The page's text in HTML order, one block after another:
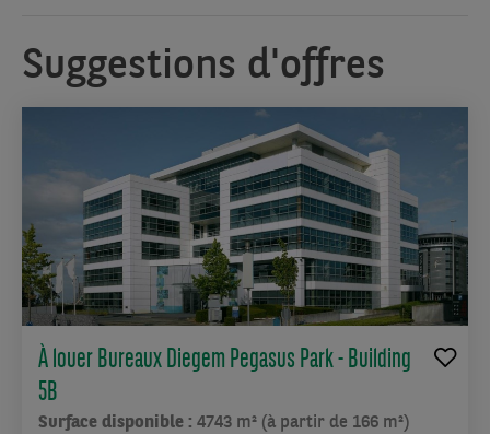
Suggestions d'offres
À louer Bureaux Diegem Pegasus Park - Building
5B
Surface disponible : 4743 m² (à partir de 166 m²)